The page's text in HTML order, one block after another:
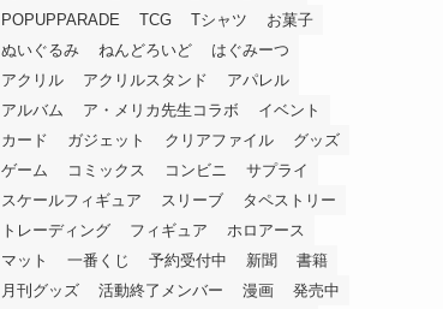
POPUPPARADE
TCG Tシャツ
お菓子
ぬいぐるみ
ねんどろいど
はぐみーつ
アクリル
アクリルスタンド
アパレル
アルバム
ア・メリカ先生コラボ
イベント
カード
ガジェット クリアファイル
グッズ
ゲーム
コミックス コンビニ
サプライ
スケールフィギュア
スリーブ
タペストリー
トレーディング
フィギュア
ホロアース
マット
一番くじ 予約受付中 新聞
書籍
月刊グッズ
活動終了メンバー 漫画
発売中